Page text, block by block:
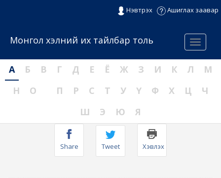
Нэвтрэх Ашиглах заавар
Menu
Монгол хэлний их тайлбар толь
А Б В Г Д Е Ё Ж З И К Л
М
Н
О П Р С Т У Ү Ф Х Ц
Ч
Ш
Э Ю Я
Share Tweet Хэвлэх